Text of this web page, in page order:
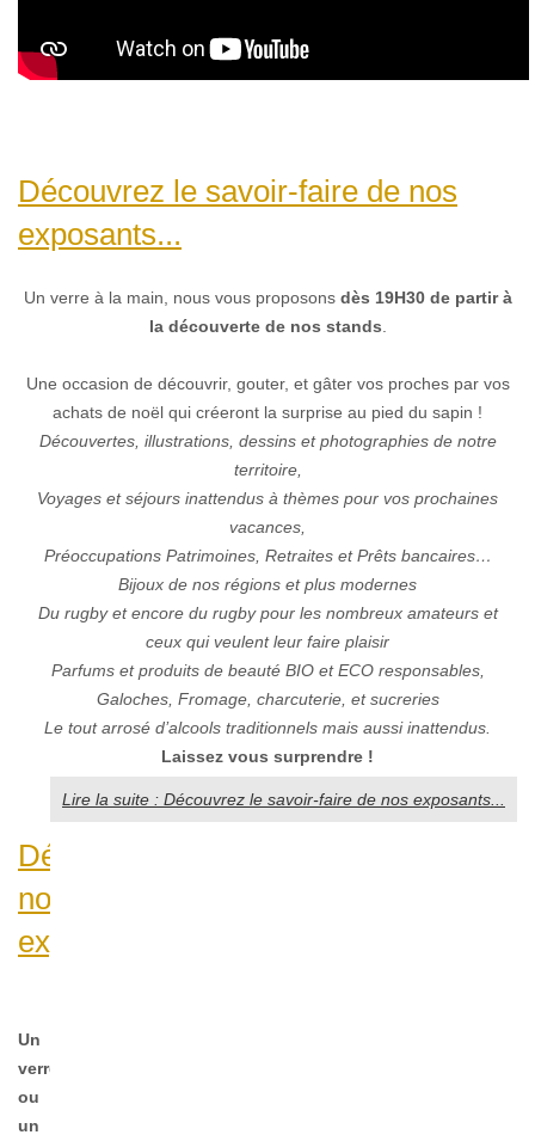
Découvrez le savoir-faire de nos
exposants...
Un verre à la main, nous vous proposons dès 19H30 de partir à
la découverte de nos stands
Une occasion de découvrir, gouter, et gâter vos proches par vos
achats de noël qui créeront la surprise au pied du sapin !
Découvertes, illustrations, dessins et photographies de notre
territoire,
Voyages et séjours inattendus à thèmes pour vos prochaines
vacances,
Préoccupations Patrimoines, Retraites et Prêts bancaires…
Bijoux de nos régions et plus modernes
Du rugby et encore du rugby pour les nombreux amateurs et
ceux qui veulent leur faire plaisir
Parfums et produits de beauté BIO et ECO responsables,
Galoches, Fromage, charcuterie, et sucreries
Le tout arrosé d’alcools traditionnels mais aussi inattendus.
Laissez vous surprendre !
Lire la suite : Découvrez le savoir-faire de nos exposants...
Découvrez
nos
exposants...
Un
verre
ou
un